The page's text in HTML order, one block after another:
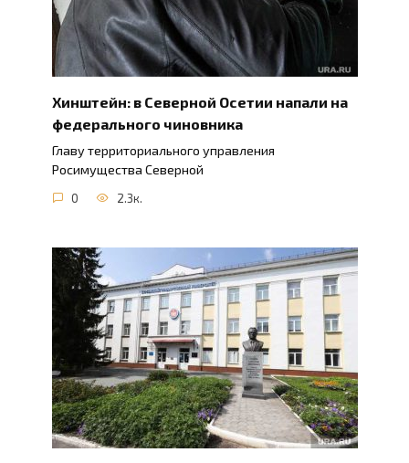
Хинштейн: в Северной Осетии напали на
федерального чиновника
Главу территориального управления
Росимущества Северной
0 2.3к.